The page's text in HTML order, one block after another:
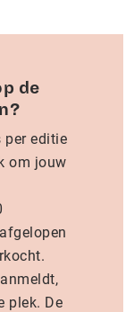
de
per editie
om jouw
plek. De